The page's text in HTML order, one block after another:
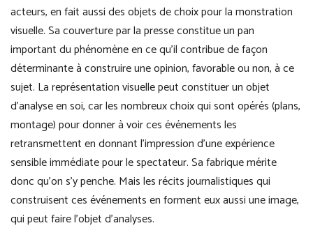
acteurs, en fait aussi des objets de choix pour la monstration
visuelle. Sa couverture par la presse constitue un pan
important du phénomène en ce qu’il contribue de façon
déterminante à construire une opinion, favorable ou non, à ce
sujet. La représentation visuelle peut constituer un objet
d’analyse en soi, car les nombreux choix qui sont opérés (plans,
montage) pour donner à voir ces événements les
retransmettent en donnant l’impression d’une expérience
sensible immédiate pour le spectateur. Sa fabrique mérite
donc qu’on s’y penche. Mais les récits journalistiques qui
construisent ces événements en forment eux aussi une image,
qui peut faire l’objet d’analyses.